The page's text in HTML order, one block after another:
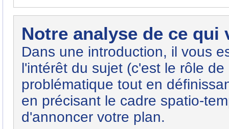
Notre analyse de ce qui
Dans une introduction, il vous
l'intérêt du sujet (c'est le rôle
problématique tout en
en précisant le cadre spatio-
d'annoncer votre plan.